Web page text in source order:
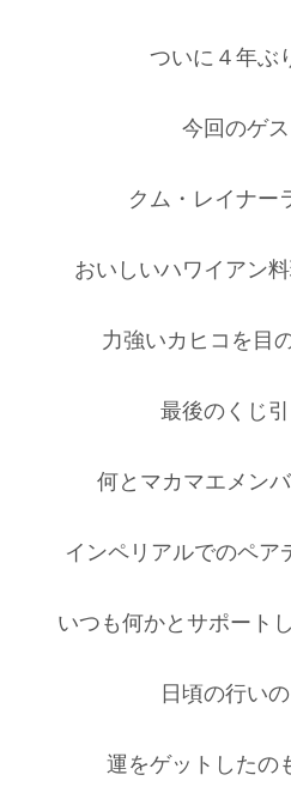
ついに４年ぶ
今回のゲス
クム・レイナー
おいしいハワイアン
力強いカヒコを目
最後のくじ引
何とマカマエメン
インペリアルでのペ
いつも何かとサポート
日頃の行いの
運をゲットした